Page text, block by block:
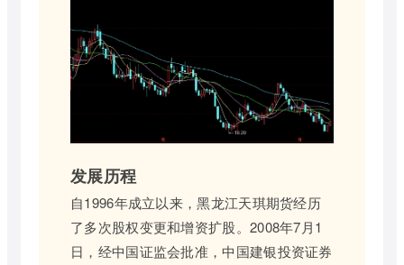
发展历程
自1996年成立以来，黑龙江天琪期货经历
了多次股权变更和增资扩股。2008年7月1
日，经中国证监会批准，中国建银投资证券